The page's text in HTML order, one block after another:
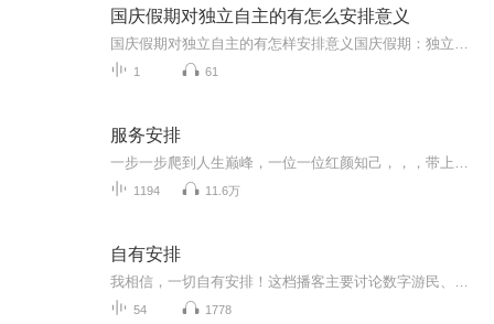
国庆假期对独立自主的有怎么安排意义
1 61
服务安排
1194 11.6万
自有安排
54 1778